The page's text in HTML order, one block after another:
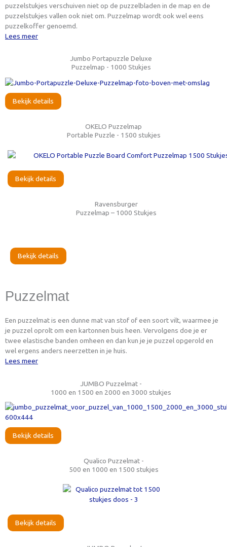
puzzelstukjes verschuiven niet op de puzzelbladen in de map en de
puzzelstukjes vallen ook niet om. Puzzelmap wordt ook wel eens
puzzelkoffer genoemd.
Lees meer
Jumbo Portapuzzle Deluxe
Puzzelmap - 1000 Stukjes
Bekijk details
OKELO Puzzelmap
Portable Puzzle - 1500 stukjes
Bekijk details
Ravensburger
Puzzelmap – 1000 Stukjes
Bekijk details
Puzzelmat
Een puzzelmat is een dunne mat van stof of een soort vilt, waarmee je
je puzzel oprolt om een kartonnen buis heen. Vervolgens doe je er
twee elastische banden omheen en dan kun je je puzzel opgerold en
wel ergens anders neerzetten in je huis.
Lees meer
JUMBO Puzzelmat -
1000 en 1500 en 2000 en 3000 stukjes
Bekijk details
Qualico Puzzelmat -
500 en 1000 en 1500 stukjes
Bekijk details